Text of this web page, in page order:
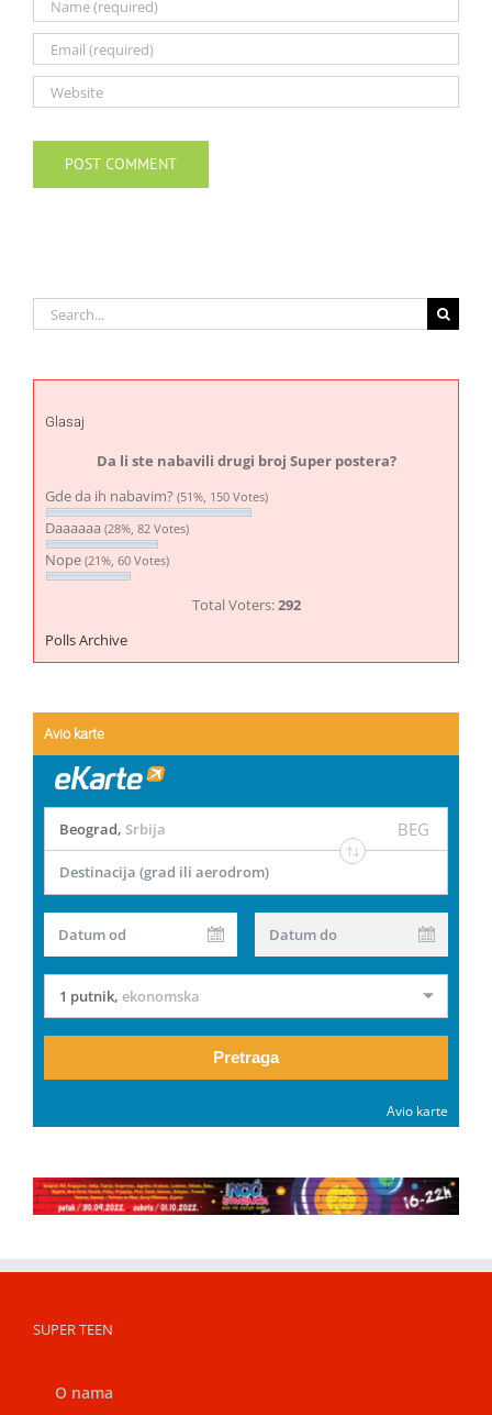
Search
for:
Glasaj
Da li ste nabavili drugi broj Super postera?
Gde da ih nabavim? (51%, 150 Votes)
Daaaaaa (28%, 82 Votes)
Nope (21%, 60 Votes)
Total Voters:292
Polls Archive
Avio karte
Beograd, Srbija BEG
Destinacija (grad ili aerodrom)
Datum od Datum do
1 putnik, ekonomska
Pretraga
Avio karte
SUPER TEEN
O nama